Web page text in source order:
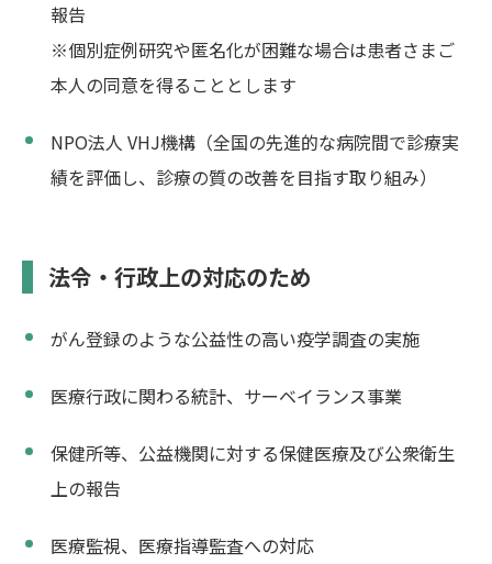
報告
※個別症例研究や匿名化が困難な場合は患者さまご
本人の同意を得ることとします
NPO法人 VHJ機構（全国の先進的な病院間で診療実
績を評価し、診療の質の改善を目指す取り組み）
法令・行政上の対応のため
がん登録のような公益性の高い疫学調査の実施
医療行政に関わる統計、サーベイランス事業
保健所等、公益機関に対する保健医療及び公衆衛生
上の報告
医療監視、医療指導監査への対応